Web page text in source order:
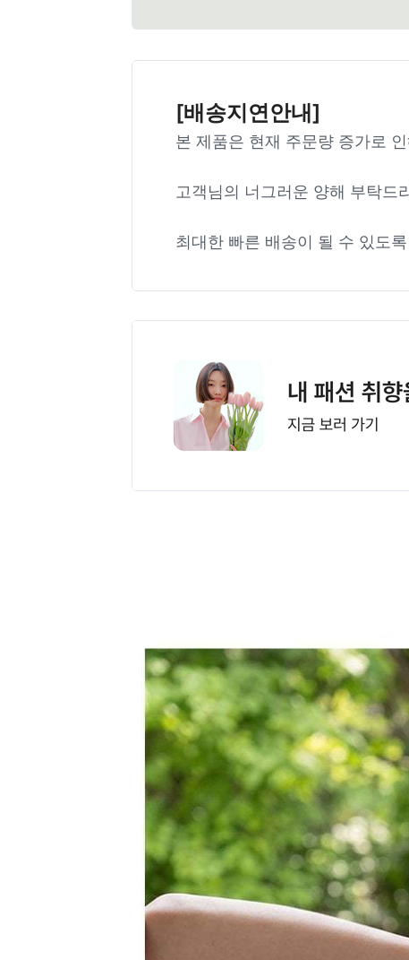
[배송지연안내]
본 제품은 현재 주문량 증가로
고객님의 너그러운 양해 부탁드
최대한 빠른 배송이 될 수 있도